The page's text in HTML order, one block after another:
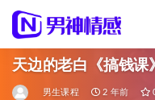
天边的老白《搞钱课
男生课程 2 年前